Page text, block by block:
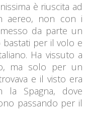
è riuscita ad
aereo, non con i
da parte un
bastati per il volo e
Ha vissuto a
ma solo per un
e il visto era
la Spagna, dove
passando per il